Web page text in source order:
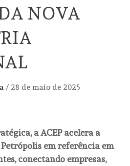
NOVA
/ 28 de maio de 2025
a ACEP acelera a
em referência em
conectando empresas,